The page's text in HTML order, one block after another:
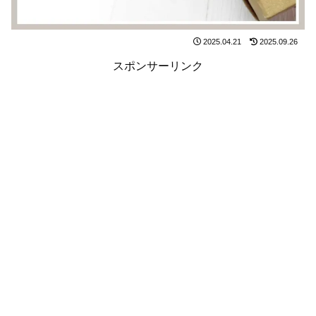
2025.04.21 2025.09.26
スポンサーリンク